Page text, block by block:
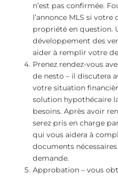
n’est pas confirmée.
l’annonce MLS si
propriété en question.
développement des
aider à remplir votre
Prenez rendez-vous
de nesto – il discutera
votre situation
solution hypothécaire
besoins. Après avoir
serez pris en charge
qui vous aidera à
documents
demande.
Approbation – vous